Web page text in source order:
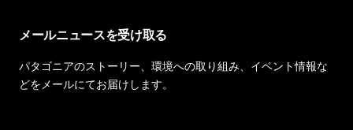
メールニュースを受け取る
パタゴニアのストーリー、環境への取り組み、イベント情報な
どをメールにてお届けします。